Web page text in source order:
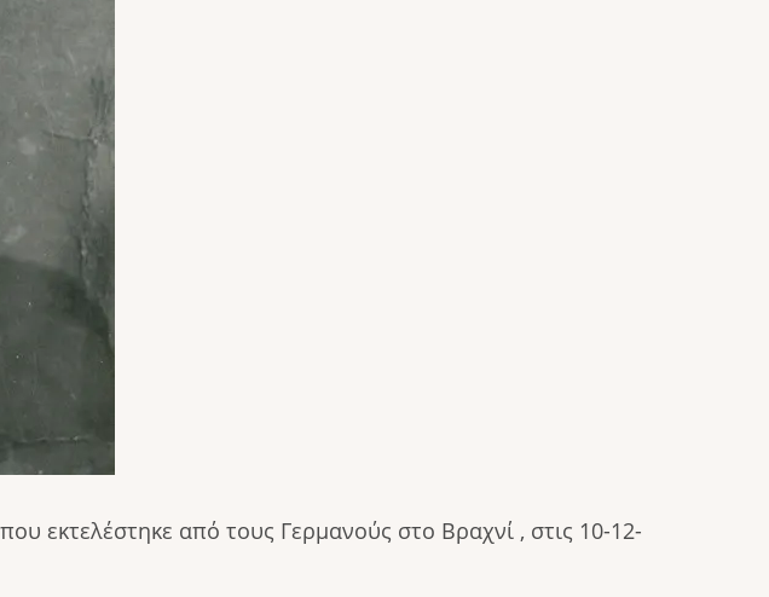
εκτελέστηκε από τους Γερμανούς στο Βραχνί , στις 10-12-